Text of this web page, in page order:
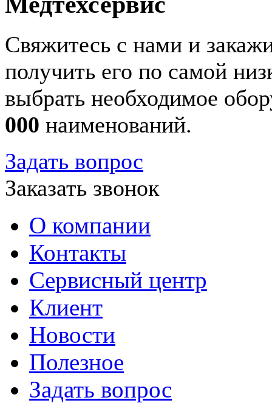
Свяжитесь с нами и
получить его по самой
выбрать необходимое
000 наименований.
Задать вопрос
Заказать звонок
О компании
Контакты
Сервисный центр
Клиент
Новости
Полезное
Задать вопрос